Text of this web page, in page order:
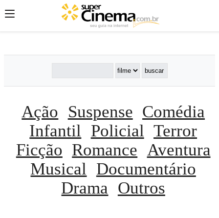
';';
Ação Suspense Comédia
Infantil
Policial Terror
Ficção Romance Aventura
Musical
Documentário
Drama
Outros